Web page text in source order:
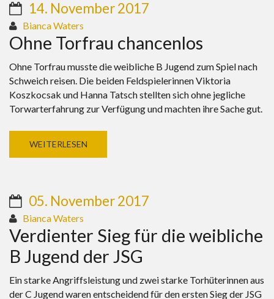
14. November 2017
Bianca Waters
Ohne Torfrau chancenlos
Ohne Torfrau musste die weibliche B Jugend zum Spiel nach
Schweich reisen. Die beiden Feldspielerinnen Viktoria
Koszkocsak und Hanna Tatsch stellten sich ohne jegliche
Torwarterfahrung zur Verfügung und machten ihre Sache gut.
WEITERLESEN
05. November 2017
Bianca Waters
Verdienter Sieg für die weibliche
B Jugend der JSG
Ein starke Angriffsleistung und zwei starke Torhüterinnen aus
der C Jugend waren entscheidend für den ersten Sieg der JSG